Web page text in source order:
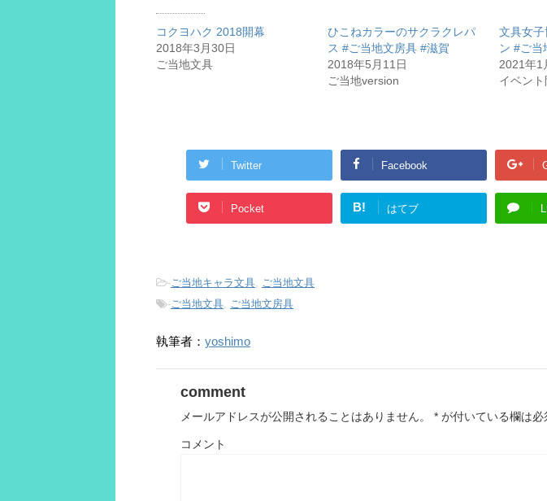
開
ま
す
)
い
ウ
ィ
ン
ド
コクヨハク 2018開幕
2018年3月30日
ご当地文具
ひこねカラーのサクラクレパ
ス #ご当地文房具 #滋賀
2018年5月11日
ご当地version
文具女
ン #ご当
2021年1
イベント
Twitter Facebook
Pocket B! はてブ
-ご当地キャラ文具, ご当地文具
-ご当地文具, ご当地文房具
執筆者： yoshimo
comment
メールアドレスが公開されることはありません。 * が付いている欄は必
コメント